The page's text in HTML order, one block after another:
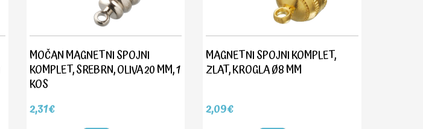
MOČAN MAGNETNI SPOJNI
KOMPLET, SREBRN, OLIVA 20 MM, 1
KOS
2,31€
MAGNETNI SPOJNI KOMPLET,
ZLAT, KROGLA Ø8 MM
2,09€